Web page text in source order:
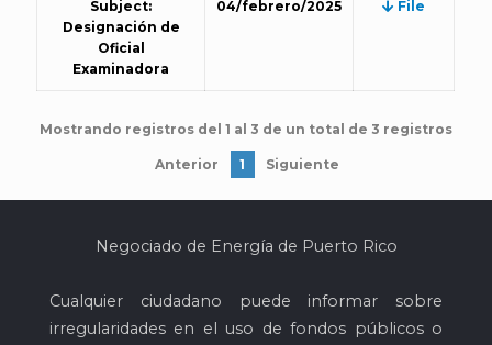
Subject:
Designación de
Oficial
Examinadora
04/febrero/2025 File
Mostrando registros del 1 al 3 de un total de 3 registros
Anterior 1 Siguiente
Negociado de Energía de Puerto Rico
Cualquier ciudadano puede informar sobre
irregularidades en el uso de fondos públicos o